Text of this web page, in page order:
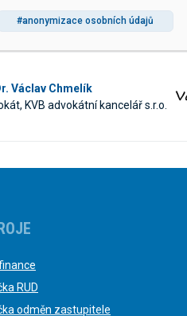
#anonymizace osobních údajů
Václav Chmelík
KVB advokátní kancelář s.r.o.
RUD
odměn zastupitele